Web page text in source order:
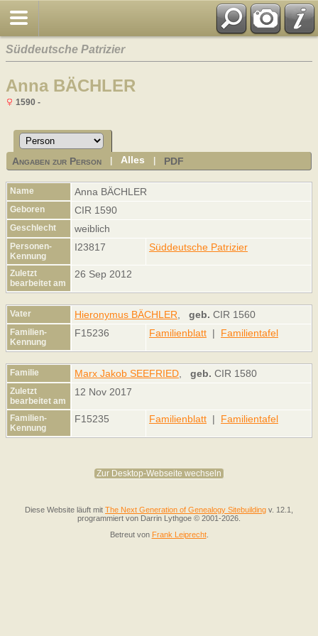
Süddeutsche Patrizier
Anna BÄCHLER
1590 -
Angaben zur Person |Alles PDF
Name Anna BÄCHLER
Geboren CIR 1590
Geschlecht weiblich
Personen-
Kennung
I23817 Süddeutsche Patrizier
Zuletzt
bearbeitet am
26 Sep 2012
Vater Hieronymus BÄCHLER geb. CIR 1560
Familien-
Kennung
F15236 Familienblatt | Familientafel
Familie Marx Jakob SEEFRIED geb. CIR 1580
Zuletzt
bearbeitet am
12 Nov 2017
Familien-
Kennung
F15235 Familienblatt | Familientafel
Zur Desktop-Webseite wechseln
Diese Website läuft mit The Next Generation of Genealogy Sitebuilding v. 12.1,
programmiert von Darrin Lythgoe © 2001-2026.
Betreut von Frank Leiprecht.